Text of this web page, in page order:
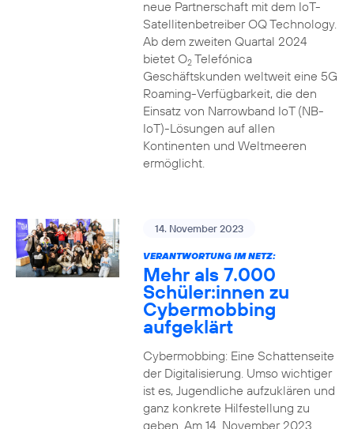
neue Partnerschaft mit dem IoT-
Satellitenbetreiber OQ Technology.
Ab dem zweiten Quartal 2024
bietet O2Telefónica
Geschäftskunden weltweit eine 5G
Roaming-Verfügbarkeit, die den
Einsatz von Narrowband IoT (NB-
IoT)-Lösungen auf allen
Kontinenten und Weltmeeren
ermöglicht.
14. November 2023
VERANTWORTUNG IM NETZ:
Mehr als 7.000
Schüler:innen zu
Cybermobbing
aufgeklärt
Cybermobbing: Eine Schattenseite
der Digitalisierung. Umso wichtiger
ist es, Jugendliche aufzuklären und
ganz konkrete Hilfestellung zu
geben. Am 14. November 2023